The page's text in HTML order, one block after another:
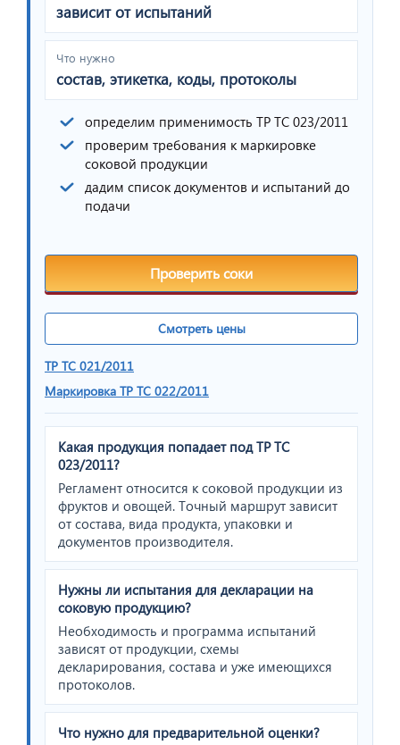
зависит от испытаний
Что нужно
состав, этикетка, коды, протоколы
определим применимость ТР ТС 023/2011
проверим требования к маркировке
соковой продукции
дадим список документов и испытаний до
подачи
Проверить соки
Смотреть цены
ТР ТС 021/2011
Маркировка ТР ТС 022/2011
Какая продукция попадает под ТР ТС
023/2011?
Регламент относится к соковой продукции из
фруктов и овощей. Точный маршрут зависит
от состава, вида продукта, упаковки и
документов производителя.
Нужны ли испытания для декларации на
соковую продукцию?
Необходимость и программа испытаний
зависят от продукции, схемы
декларирования, состава и уже имеющихся
протоколов.
Что нужно для предварительной оценки?